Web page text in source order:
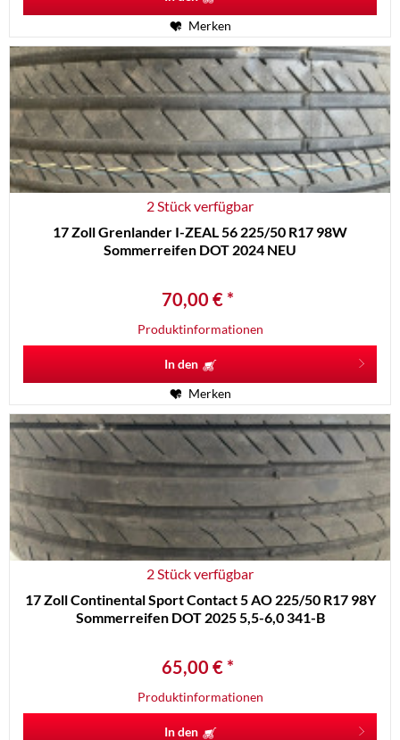
Merken
2 Stück verfügbar
17 Zoll Grenlander I-ZEAL 56 225/50 R17 98W
Sommerreifen DOT 2024 NEU
70,00 € *
Produktinformationen
In den
Merken
2 Stück verfügbar
17 Zoll Continental Sport Contact 5 AO 225/50 R17 98Y
Sommerreifen DOT 2025 5,5-6,0 341-B
65,00 € *
Produktinformationen
In den